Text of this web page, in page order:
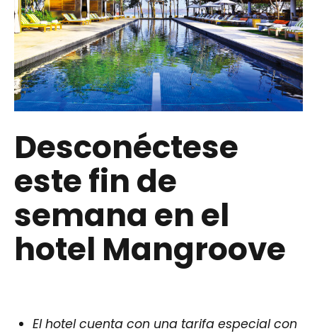
Desconéctese
este fin de
semana en el
hotel Mangroove
El hotel cuenta con una tarifa especial con